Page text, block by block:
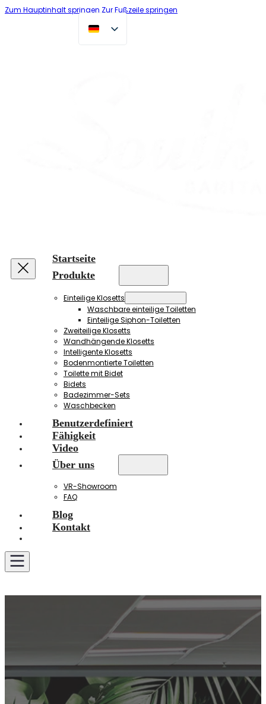
Zum Hauptinhalt springen Zur Fußzeile springen
Startseite
Produkte
Einteilige Klosetts
Waschbare einteilige Toiletten
Einteilige Siphon-Toiletten
Zweiteilige Klosetts
Wandhängende Klosetts
Intelligente Klosetts
Bodenmontierte Toiletten
Toilette mit Bidet
Bidets
Badezimmer-Sets
Waschbecken
Benutzerdefiniert
Fähigkeit
Video
Über uns
VR-Showroom
FAQ
Blog
Kontakt